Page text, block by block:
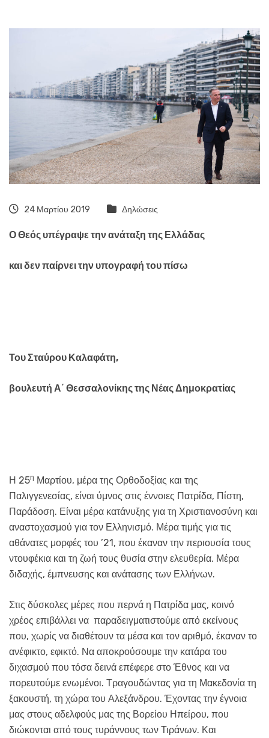
24 Μαρτίου 2019 Δηλώσεις
Ο Θεός υπέγραψε την ανάταξη της Ελλάδας
και δεν παίρνει την υπογραφή του πίσω
Του Σταύρου Καλαφάτη,
βουλευτή Α΄ Θεσσαλονίκης της Νέας Δημοκρατίας
Η 25η Μαρτίου, μέρα της Ορθοδοξίας και της
Παλιγγενεσίας, είναι ύμνος στις έννοιες Πατρίδα, Πίστη,
Παράδοση. Είναι μέρα κατάνυξης για τη Χριστιανοσύνη και
αναστοχασμού για τον Ελληνισμό. Μέρα τιμής για τις
αθάνατες μορφές του ’21, που έκαναν την περιουσία τους
ντουφέκια και τη ζωή τους θυσία στην ελευθερία. Μέρα
διδαχής, έμπνευσης και ανάτασης των Ελλήνων.
Στις δύσκολες μέρες που περνά η Πατρίδα μας, κοινό
χρέος επιβάλλει να παραδειγματιστούμε από εκείνους
που, χωρίς να διαθέτουν τα μέσα και τον αριθμό, έκαναν το
ανέφικτο, εφικτό. Να αποκρούσουμε την κατάρα του
διχασμού που τόσα δεινά επέφερε στο Έθνος και να
πορευτούμε ενωμένοι. Τραγουδώντας για τη Μακεδονία τη
ξακουστή, τη χώρα του Αλεξάνδρου. Έχοντας την έγνοια
μας στους αδελφούς μας της Βορείου Ηπείρου, που
διώκονται από τους τυράννους των Τιράνων. Και